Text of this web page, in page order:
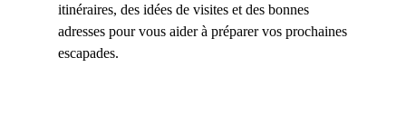
itinéraires, des idées de visites et des bonnes
adresses pour vous aider à préparer vos prochaines
escapades.